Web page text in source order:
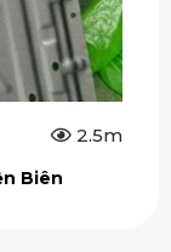
2.5m
Biên